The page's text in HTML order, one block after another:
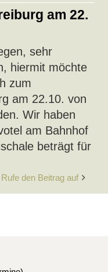
am 22.
sehr
hiermit möchte
zum
am 22.10. von
Wir haben
am Bahnhof
beträgt für
Rufe den Beitrag auf